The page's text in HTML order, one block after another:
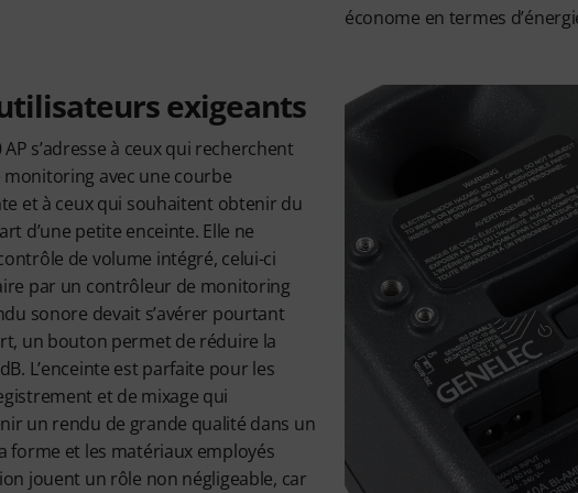
économe en termes
exigeants
AP s’adresse à ceux qui recherchent
monitoring avec une courbe
et à ceux qui souhaitent obtenir du
d’une petite enceinte. Elle ne
de volume intégré, celui-ci
par un contrôleur de monitoring
sonore devait s’avérer pourtant
un bouton permet de réduire la
L’enceinte est parfaite pour les
et de mixage qui
un rendu de grande qualité dans un
forme et les matériaux employés
jouent un rôle non négligeable, car